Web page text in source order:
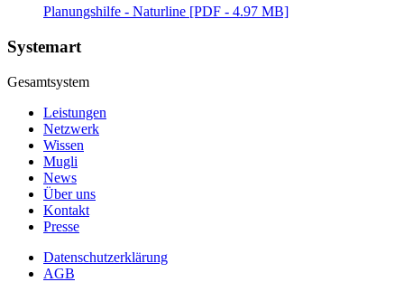
Planungshilfe - Naturline [PDF - 4.97 MB]
Systemart
Gesamtsystem
Leistungen
Netzwerk
Wissen
Mugli
News
Über uns
Kontakt
Presse
Datenschutzerklärung
AGB